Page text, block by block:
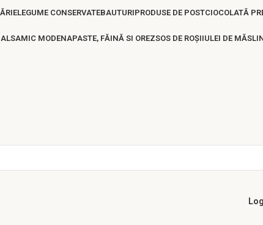
LEGUME CONSERVATEBAUTURIPRODUSE DE POSTCIOCOLATĂ
MODENAPASTE, FĂINĂ SI OREZSOS DE ROȘIIULEI DE